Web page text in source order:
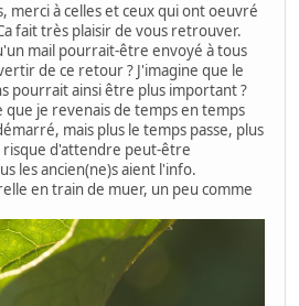
merci à celles et ceux qui ont oeuvré
fait très plaisir de vous retrouver.
mail pourrait-être envoyé à tous
de ce retour ? J'imagine que le
pourrait ainsi être plus important ?
que je revenais de temps en temps
mais plus le temps passe, plus
d'attendre peut-être
les ancien(ne)s aient l'info.
en train de muer, un peu comme